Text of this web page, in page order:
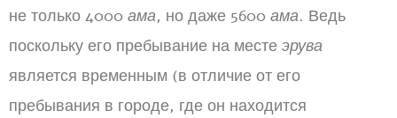
не только 4000 ама, но даже 5600 ама. Ведь
поскольку его пребывание на месте эрува
является временным (в отличие от его
пребывания в городе, где он находится